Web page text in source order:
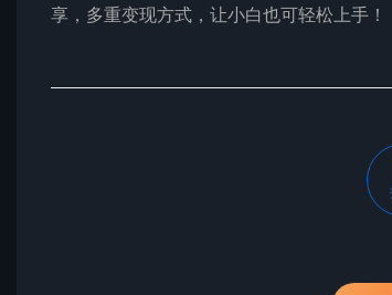
享，多重变现方式，让小白也可轻松上手！